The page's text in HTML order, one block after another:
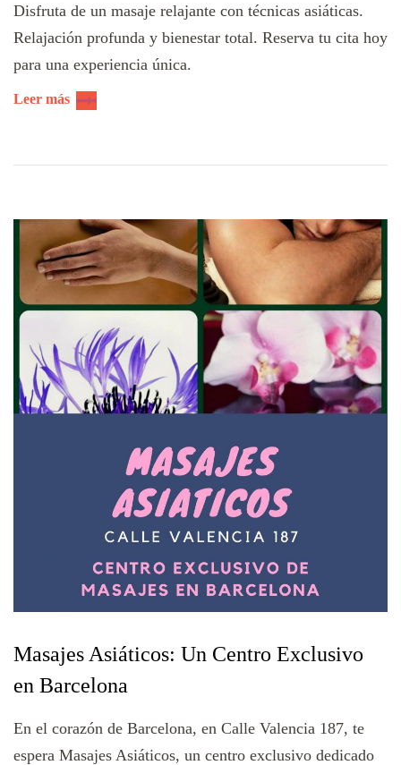
Disfruta de un masaje relajante con técnicas asiáticas.
Relajación profunda y bienestar total. Reserva tu cita hoy
para una experiencia única.
Leer más
Masajes Asiáticos: Un Centro Exclusivo
en Barcelona
En el corazón de Barcelona, en Calle Valencia 187, te
espera Masajes Asiáticos, un centro exclusivo dedicado